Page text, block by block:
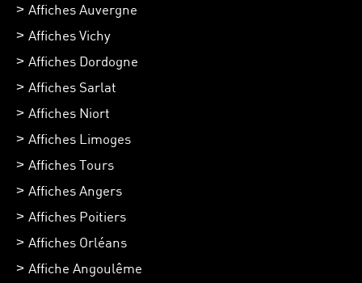
Affiches Auvergne
Affiches Vichy
Affiches Dordogne
Affiches Sarlat
Affiches Niort
Affiches Limoges
Affiches Tours
Affiches Angers
Affiches Poitiers
Affiches Orléans
Affiche Angoulême